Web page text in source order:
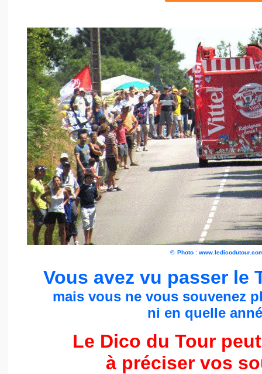
© Photo :
Vous avez vu passer le
mais vous ne vous souvenez
ni en quelle
Le Dico du Tour
à préciser vos